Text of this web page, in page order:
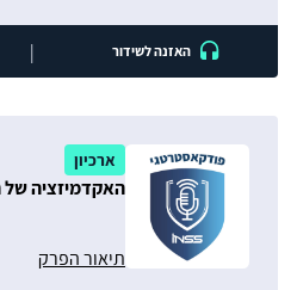
האזנה לשידור |
ארכיון
האקדמיזציה של
תיאור הפרק